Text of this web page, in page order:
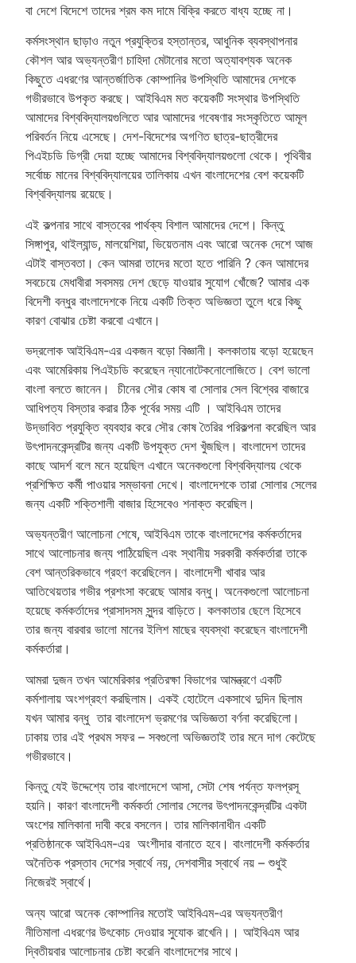
বা দেশে বিদেশে তাদের শ্রম কম দামে বিক্রি করতে বাধ্য হচ্ছে না।
কর্মসংস্থান ছাড়াও নতুন প্রযুক্তির হস্তান্তর, আধুনিক ব্যবস্থাপনার
কৌশল আর অভ্যন্তরীণ চাহিদা মেটানোর মতো অত্যাবশ্যক অনেক
কিছুতে এধরণের আন্তর্জাতিক কোম্পানির উপস্থিতি আমাদের দেশকে
গভীরভাবে উপকৃত করছে। আইবিএম মত কয়েকটি সংস্থার উপস্থিতি
আমাদের বিশ্ববিদ্যালয়গুলিতে আর আমাদের গবেষণার সংস্কৃতিতে আমূল
পরিবর্তন নিয়ে এসেছে। দেশ-বিদেশের অগণিত ছাত্র-ছাত্রীদের
পিএইচডি ডিগ্রী দেয়া হচ্ছে আমাদের বিশ্ববিদ্যালয়গুলো থেকে। পৃথিবীর
সর্বোচ্চ মানের বিশ্ববিদ্যালয়ের তালিকায় এখন বাংলাদেশের বেশ কয়েকটি
বিশ্ববিদ্যালয় রয়েছে।
এই কল্পনার সাথে বাস্তবের পার্থক্য বিশাল আমাদের দেশে। কিন্তু
সিঙ্গাপুর, থাইল্যান্ড, মালয়েশিয়া, ভিয়েতনাম এবং আরো অনেক দেশে আজ
এটাই বাস্তবতা। কেন আমরা তাদের মতো হতে পারিনি ? কেন আমাদের
সবচেয়ে মেধাবীরা সবসময় দেশ ছেড়ে যাওয়ার সুযোগ খোঁজে? আমার এক
বিদেশী বন্ধুর বাংলাদেশকে নিয়ে একটি তিক্ত অভিজ্ঞতা তুলে ধরে কিছু
কারণ বোঝার চেষ্টা করবো এখানে।
ভদ্রলোক আইবিএম-এর একজন বড়ো বিজ্ঞানী। কলকাতায় বড়ো হয়েছেন
এবং আমেরিকায় পিএইচডি করেছেন ন্যানোটেকনোলোজিতে। বেশ ভালো
বাংলা বলতে জানেন। চীনের সৌর কোষ বা সোলার সেল বিশ্বের বাজারে
আধিপত্য বিস্তার করার ঠিক পূর্বের সময় এটি । আইবিএম তাদের
উদ্ভাবিত প্রযুক্তি ব্যবহার করে সৌর কোষ তৈরির পরিকল্পনা করেছিল আর
উৎপাদনকেন্দ্রটির জন্য একটি উপযুক্ত দেশ খুঁজছিল। বাংলাদেশ তাদের
কাছে আদর্শ বলে মনে হয়েছিল এখানে অনেকগুলো বিশ্ববিদ্যালয় থেকে
প্রশিক্ষিত কর্মী পাওয়ার সম্ভাবনা দেখে। বাংলাদেশকে তারা সোলার সেলের
জন্য একটি শক্তিশালী বাজার হিসেবেও শনাক্ত করেছিল।
অভ্যন্তরীণ আলোচনা শেষে, আইবিএম তাকে বাংলাদেশের কর্মকর্তাদের
সাথে আলোচনার জন্য পাঠিয়েছিল এবং স্থানীয় সরকারী কর্মকর্তারা তাকে
বেশ আন্তরিকভাবে গ্রহণ করেছিলেন। বাংলাদেশী খাবার আর
আতিথেয়তার গভীর প্রশংসা করেছে আমার বন্ধু। অনেকগুলো আলোচনা
হয়েছে কর্মকর্তাদের প্রাসাদসম সুন্দর বাড়িতে। কলকাতার ছেলে হিসেবে
তার জন্য বারবার ভালো মানের ইলিশ মাছের ব্যবস্থা করেছেন বাংলাদেশী
কর্মকর্তারা।
আমরা দুজন তখন আমেরিকার প্রতিরক্ষা বিভাগের আমন্ত্রণে একটি
কর্মশালায় অংশগ্রহণ করছিলাম। একই হোটেলে একসাথে দুদিন ছিলাম
যখন আমার বন্ধু তার বাংলাদেশ ভ্রমণের অভিজ্ঞতা বর্ণনা করেছিলো।
ঢাকায় তার এই প্রথম সফর – সবগুলো অভিজ্ঞতাই তার মনে দাগ কেটেছে
গভীরভাবে।
কিন্তু যেই উদ্দেশ্যে তার বাংলাদেশে আসা, সেটা শেষ পর্যন্ত ফলপ্রসূ
হয়নি। কারণ বাংলাদেশী কর্মকর্তা সোলার সেলের উৎপাদনকেন্দ্রটির একটা
অংশের মালিকানা দাবী করে বসলেন। তার মালিকানাধীন একটি
প্রতিষ্ঠানকে আইবিএম-এর অংশীদার বানাতে হবে। বাংলাদেশী কর্মকর্তার
অনৈতিক প্রস্তাব দেশের স্বার্থে নয়, দেশবাসীর স্বার্থে নয় – শুধুই
নিজেরই স্বার্থে।
অন্য আরো অনেক কোম্পানির মতোই আইবিএম-এর অভ্যন্তরীণ
নীতিমালা এধরণের উৎকোচ দেওয়ার সুযোক রাখেনি।। আইবিএম আর
দ্বিতীয়বার আলোচনার চেষ্টা করেনি বাংলাদেশের সাথে।